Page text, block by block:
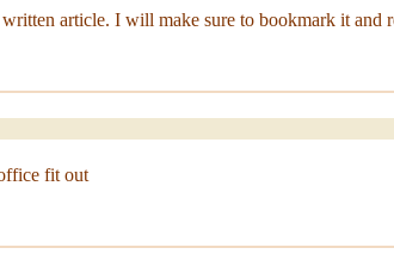
article. I will make sure to bookmark it
fit out